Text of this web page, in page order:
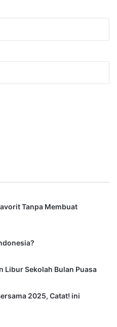
Tanpa Membuat
Libur Sekolah Bulan Puasa
2025, Catat! ini